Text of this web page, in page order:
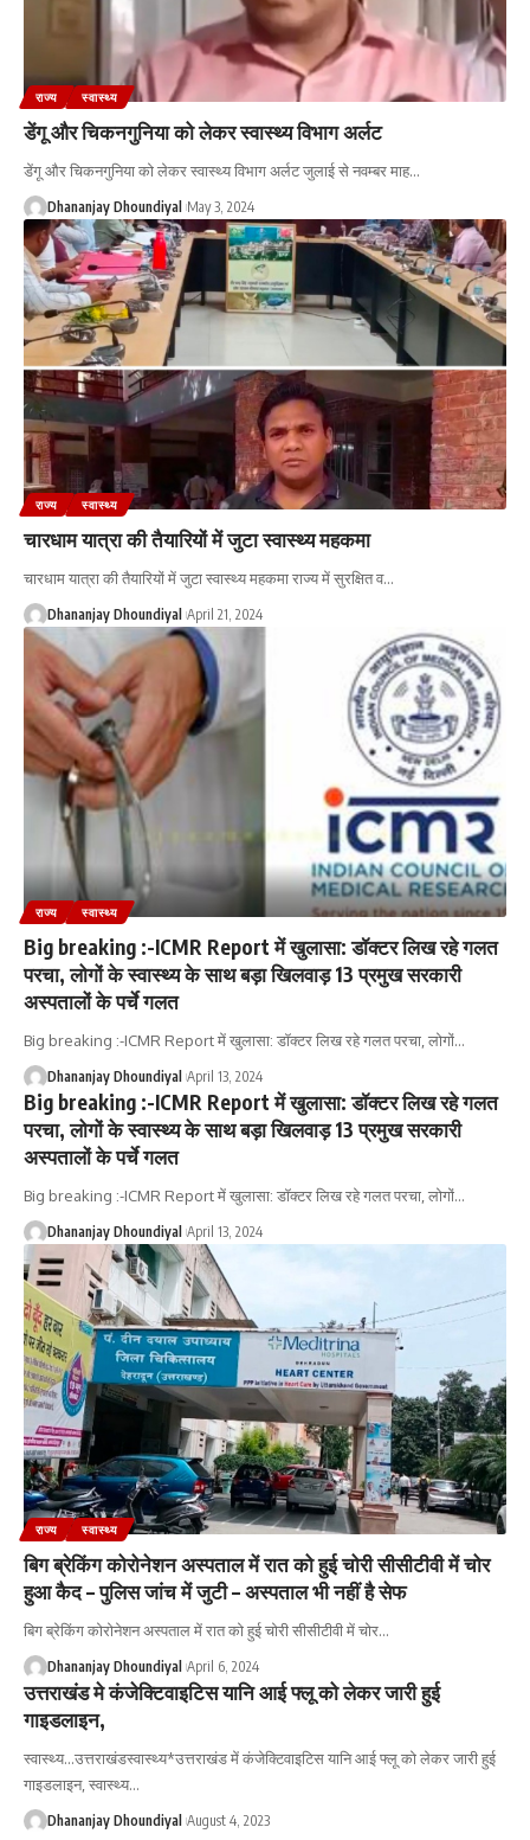
राज्य स्वास्थ्य
डेंगू और चिकनगुनिया को लेकर स्वास्थ्य विभाग अर्लट
डेंगू और चिकनगुनिया को लेकर स्वास्थ्य विभाग अर्लट जुलाई से नवम्बर माह…
Dhananjay Dhoundiyal May 3, 2024
राज्य स्वास्थ्य
चारधाम यात्रा की तैयारियों में जुटा स्वास्थ्य महकमा
चारधाम यात्रा की तैयारियों में जुटा स्वास्थ्य महकमा राज्य में सुरक्षित व…
Dhananjay Dhoundiyal April 21, 2024
राज्य स्वास्थ्य
Big breaking :-ICMR Report में खुलासा: डॉक्टर लिख रहे गलत
परचा, लोगों के स्वास्थ्य के साथ बड़ा खिलवाड़ 13 प्रमुख सरकारी
अस्पतालों के पर्चे गलत
Big breaking :-ICMR Report में खुलासा: डॉक्टर लिख रहे गलत परचा, लोगों…
Dhananjay Dhoundiyal April 13, 2024
Big breaking :-ICMR Report में खुलासा: डॉक्टर लिख रहे गलत
परचा, लोगों के स्वास्थ्य के साथ बड़ा खिलवाड़ 13 प्रमुख सरकारी
अस्पतालों के पर्चे गलत
Big breaking :-ICMR Report में खुलासा: डॉक्टर लिख रहे गलत परचा, लोगों…
Dhananjay Dhoundiyal April 13, 2024
राज्य स्वास्थ्य
बिग ब्रेकिंग कोरोनेशन अस्पताल में रात को हुई चोरी सीसीटीवी में चोर
हुआ कैद – पुलिस जांच में जुटी – अस्पताल भी नहीं है सेफ
बिग ब्रेकिंग कोरोनेशन अस्पताल में रात को हुई चोरी सीसीटीवी में चोर…
Dhananjay Dhoundiyal April 6, 2024
उत्तराखंड मे कंजेक्टिवाइटिस यानि आई फ्लू को लेकर जारी हुई
गाइडलाइन,
स्वास्थ्य...उत्तराखंडस्वास्थ्य*उत्तराखंड में कंजेक्टिवाइटिस यानि आई फ्लू को लेकर जारी हुई
गाइडलाइन, स्वास्थ्य…
Dhananjay Dhoundiyal August 4, 2023